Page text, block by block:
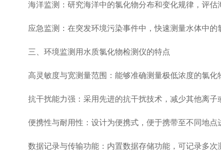
海洋监测：研究海洋中的氯化物分布和变化规律，评估
应急监测：在突发环境污染事件中，快速测量水体中的
三、环境监测用水质氯化物检测仪的特点
高灵敏度与宽测量范围：能够准确测量极低浓度的氯化
抗干扰能力强：采用 先进的抗干扰技术，减少其他离
便携性与耐用性：设计为便携式，便于携带至不同地点
数据记录与传输功能：内置数据存储功能，可记录多次